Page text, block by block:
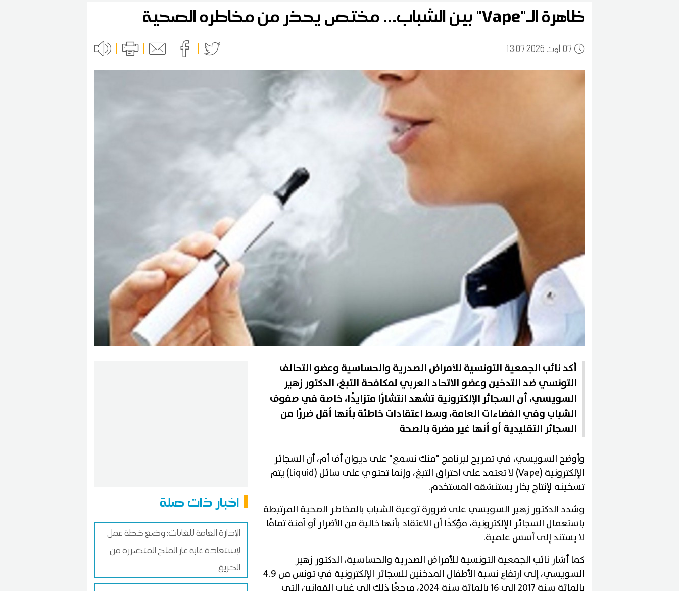
ظاهرة الـ"Vape" بين الشباب... مختص يحذر من مخاطره الصحية
0713:07 2026 أوت
اخبار ذات صلة
الإدارة العامة للغابات: وضع خطة عمل
لإستعادة غابة غار الملح المتضررة من
الحريق
أكد نائب الجمعية التونسية للأمراض الصدرية والحساسية وعضو التحالف
التونسي ضد التدخين وعضو الاتحاد العربي لمكافحة التبغ، الدكتور زهير
السويسي، أن السجائر الإلكترونية تشهد انتشارًا متزايدًا، خاصة في صفوف
الشباب وفي الفضاءات العامة، وسط اعتقادات خاطئة بأنها أقل ضررًا من
السجائر التقليدية أو أنها غير مضرة بالصحة
وأوضح السويسي، في تصريح لبرنامج "منك نسمع" على ديوان أف أم، أن السجائر
الإلكترونية (Vape) لا تعتمد على احتراق التبغ، وإنما تحتوي على سائل (Liquid) يتم
تسخينه لإنتاج بخار يستنشقه المستخدم.
وشدد الدكتور زهير السويسي على ضرورة توعية الشباب بالمخاطر الصحية المرتبطة
باستعمال السجائر الإلكترونية، مؤكدًا أن الاعتقاد بأنها خالية من الأضرار أو آمنة تمامًا
لا يستند إلى أسس علمية.
كما أشار نائب الجمعية التونسية للأمراض الصدرية والحساسية، الدكتور زهير
السويسي، إلى ارتفاع نسبة الأطفال المدخنين للسجائر الإلكترونية في تونس من 4.9